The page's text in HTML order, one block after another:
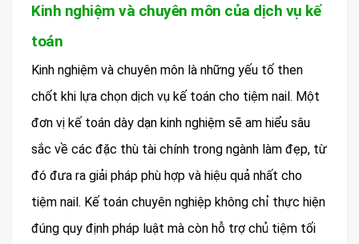
Kinh nghiệm và chuyên môn của dịch vụ kế
toán
Kinh nghiệm và chuyên môn là những yếu tố then
chốt khi lựa chọn dịch vụ kế toán cho tiệm nail. Một
đơn vị kế toán dày dạn kinh nghiệm sẽ am hiểu sâu
sắc về các đặc thù tài chính trong ngành làm đẹp, từ
đó đưa ra giải pháp phù hợp và hiệu quả nhất cho
tiệm nail. Kế toán chuyên nghiệp không chỉ thực hiện
đúng quy định pháp luật mà còn hỗ trợ chủ tiệm tối